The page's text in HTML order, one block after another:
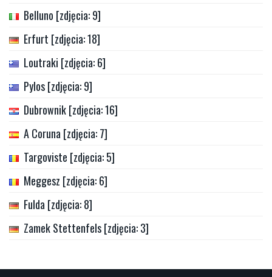
Belluno [zdjęcia: 9]
Erfurt [zdjęcia: 18]
Loutraki [zdjęcia: 6]
Pylos [zdjęcia: 9]
Dubrownik [zdjęcia: 16]
A Coruna [zdjęcia: 7]
Targoviste [zdjęcia: 5]
Meggesz [zdjęcia: 6]
Fulda [zdjęcia: 8]
Zamek Stettenfels [zdjęcia: 3]